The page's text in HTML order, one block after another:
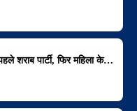
शराब पार्टी, फिर महिला के…